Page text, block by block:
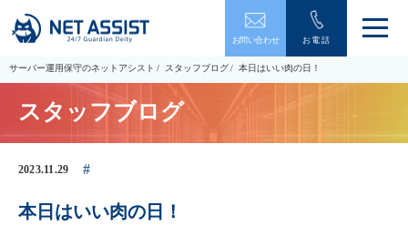
お問い合わせ お電話
メ
ー
閉
サーバー運用保守のネットアシスト スタッフブログ 本日はいい肉の日！
スタッフブログ
2023.11.29
本日はいい肉の日！